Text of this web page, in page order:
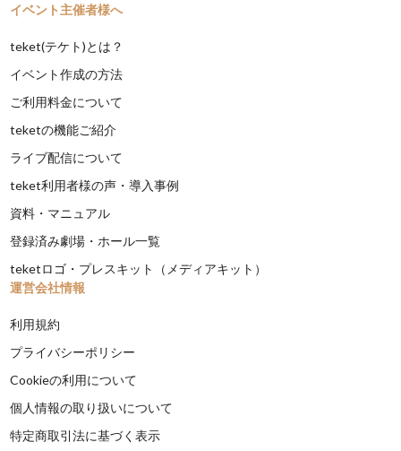
イベント主催者様へ
teket(テケト)とは？
イベント作成の方法
ご利用料金について
teketの機能ご紹介
ライブ配信について
teket利用者様の声・導入事例
資料・マニュアル
登録済み劇場・ホール一覧
teketロゴ・プレスキット（メディアキット）
運営会社情報
利用規約
プライバシーポリシー
Cookieの利用について
個人情報の取り扱いについて
特定商取引法に基づく表示